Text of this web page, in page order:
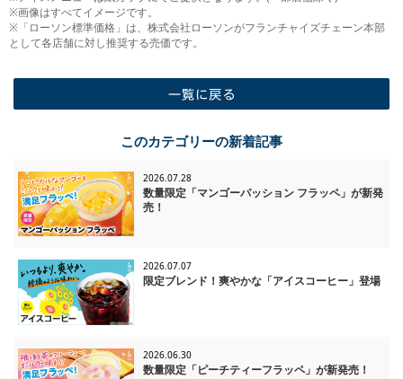
※画像はすべてイメージです。
※「ローソン標準価格」は、株式会社ローソンがフランチャイズチェーン本部
として各店舗に対し推奨する売価です。
このカテゴリーの新着記事
2026.07.28
数量限定「マンゴーパッション フラッペ」が新発
売！
2026.07.07
限定ブレンド！爽やかな「アイスコーヒー」登場
2026.06.30
数量限定「ピーチティーフラッペ」が新発売！